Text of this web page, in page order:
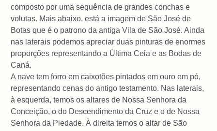
composto por uma sequência de grandes conchas e
volutas. Mais abaixo, está a imagem de São José de
Botas que é o patrono da antiga Vila de São José. Ainda
nas laterais podemos apreciar duas pinturas de enormes
proporções representando a Última Ceia e as Bodas de
Caná.
A nave tem forro em caixotões pintados em ouro em pó,
representando cenas do antigo testamento. Nas laterais,
à esquerda, temos os altares de Nossa Senhora da
Conceição, o do Descendimento da Cruz e o de Nossa
Senhora da Piedade. À direita temos o altar de São